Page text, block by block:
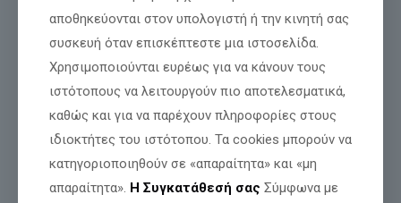
Αποδεικνύει ότιυπάρχουν ακόμη άνθρωποι που
αναγνωρίζουνποιος εργάζεται καθημερινά μέσα στη Βουλή,
αφεντικά.
αποθηκεύονται στον υπολογιστή ή την κινητή σας
συσκευή όταν επισκέπτεστε μια ιστοσελίδα.
Χρησιμοποιούνται ευρέως για να κάνουν τους
ιστότοπους να λειτουργούν πιο αποτελεσματικά,
καθώς και για να παρέχουν πληροφορίες στους
ιδιοκτήτες του ιστότοπου. Τα cookies μπορούν να
κατηγοριοποιηθούν σε «απαραίτητα» και «μη
απαραίτητα». Η Συγκατάθεσή σας Σύμφωνα με